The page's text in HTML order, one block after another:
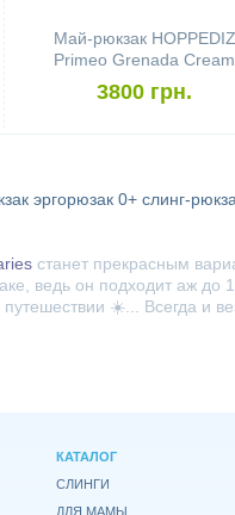
Май-рюкзак HOPPEDIZ
Primeo Grenada Cream
3800 грн.
эргорюзак 0+ слинг-
станет прекрасным
ведь он подходит аж
путешествии ☀️... Всегда
КАТАЛОГ
СЛИНГИ
ДЛЯ МАМЫ